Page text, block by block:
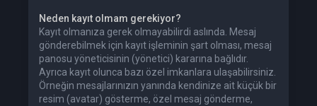
Neden kayıt olmam gerekiyor?
Kayıt olmanıza gerek olmayabilirdi aslında. Mesaj
gönderebilmek için kayıt işleminin şart olması, mesaj
panosu yöneticisinin (yönetici) kararına bağlıdır.
Ayrıca kayıt olunca bazı özel imkanlara ulaşabilirsiniz.
Örneğin mesajlarınızın yanında kendinize ait küçük bir
resim (avatar) gösterme, özel mesaj gönderme,